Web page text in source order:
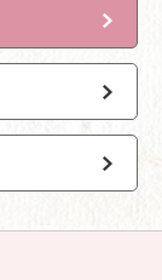
がなかったの
たです。
スムーズに選